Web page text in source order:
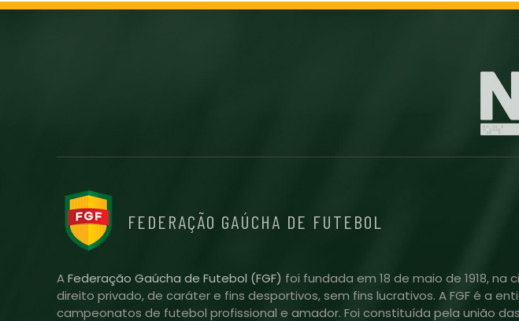
FEDERAÇÃO GAÚCHA DE FUTEBOL
AFederação Gaúcha de Futebol (FGF) foi fundada em 18 de maio de 1918, na
direito privado, de caráter e fins desportivos, sem fins lucrativos. A FGF é a
campeonatos de futebol profissional e amador. Foi constituída pela união